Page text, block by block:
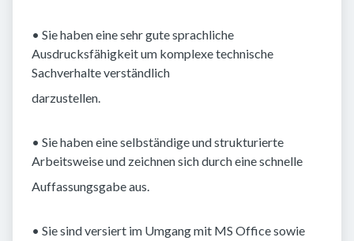
• Sie haben eine sehr gute sprachliche
Ausdrucksfähigkeit um komplexe technische
Sachverhalte verständlich
darzustellen.
• Sie haben eine selbständige und strukturierte
Arbeitsweise und zeichnen sich durch eine schnelle
Auffassungsgabe aus.
• Sie sind versiert im Umgang mit MS Office sowie